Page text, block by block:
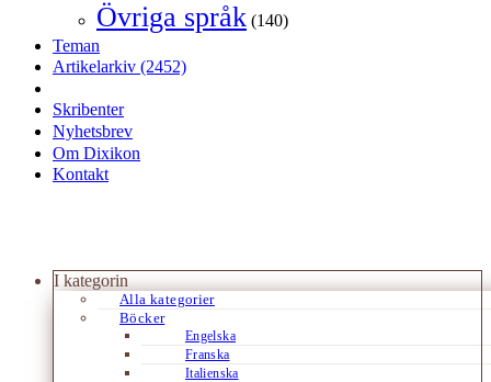
Övriga språk (140)
Teman
Artikelarkiv (2452)
Skribenter
Nyhetsbrev
Om Dixikon
Kontakt
I kategorin
Alla kategorier
Böcker
Engelska
Franska
Italienska